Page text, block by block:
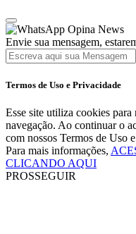
Opina News
Envie sua mensagem,
Termos de Uso e Privacidade
Esse site utiliza cookies
navegação. Ao continuar o
com nossos Termos de Uso
Para mais informações,
CLICANDO AQUI
PROSSEGUIR